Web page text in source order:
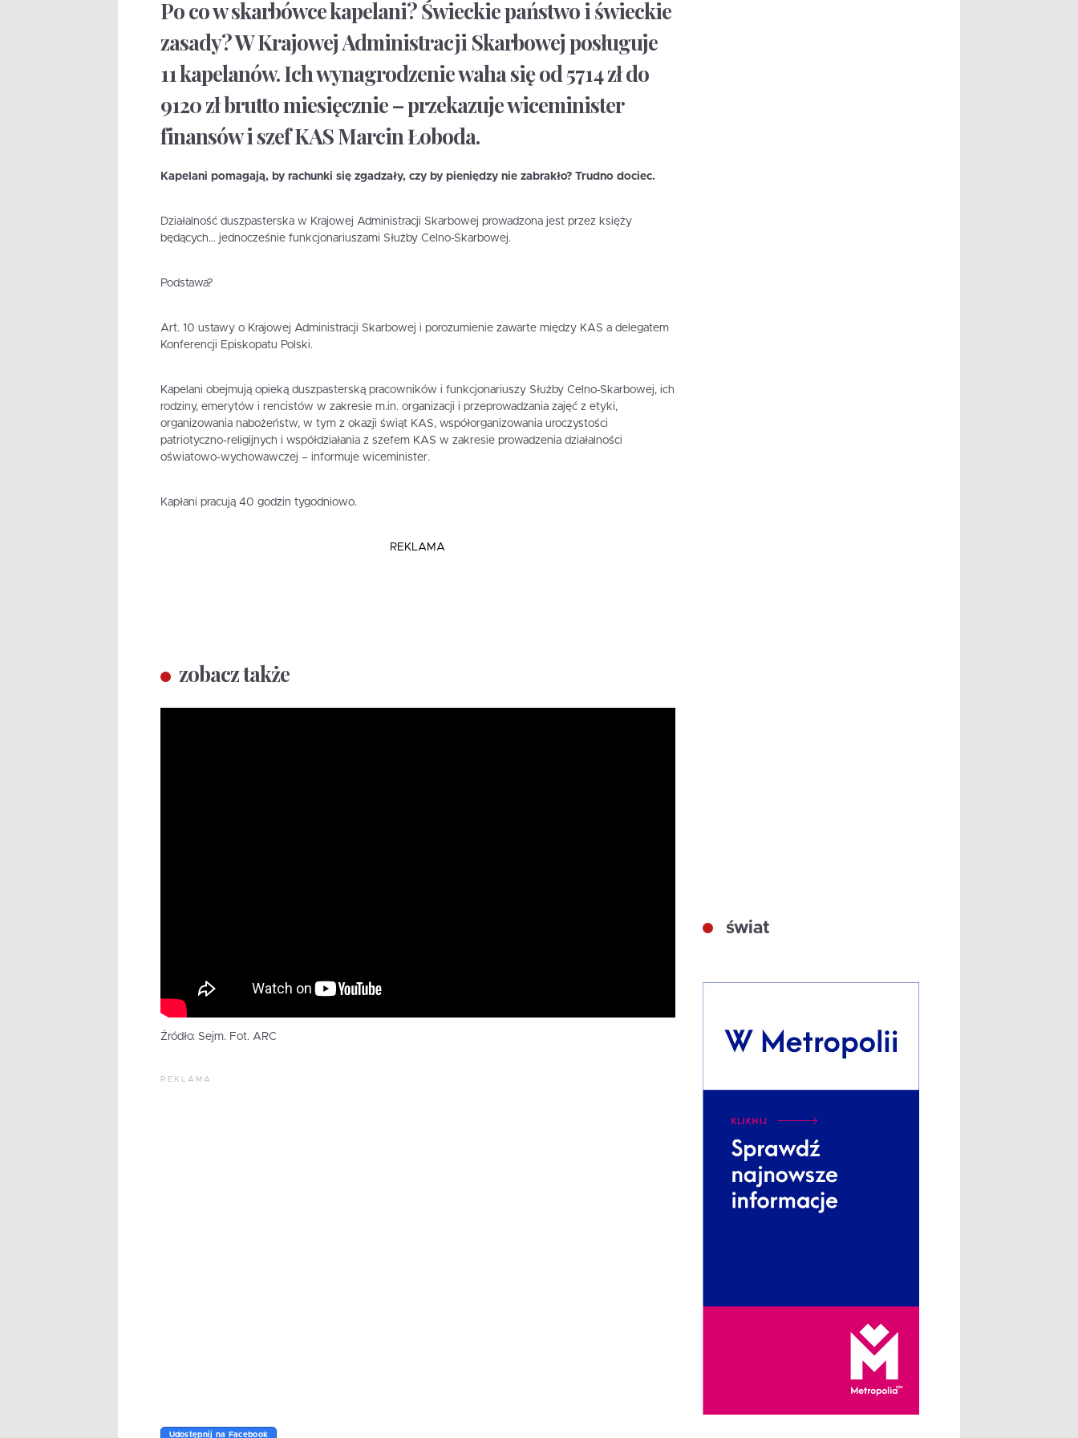
Po co w skarbówce kapelani? Świeckie państwo i świeckie
zasady? W Krajowej Administracji Skarbowej posługuje
11 kapelanów. Ich wynagrodzenie waha się od 5714 zł do
9120 zł brutto miesięcznie – przekazuje wiceminister
finansów i szef KAS Marcin Łoboda.
Kapelani pomagają, by rachunki się zgadzały, czy by pieniędzy nie zabrakło? Trudno dociec.
Działalność duszpasterska w Krajowej Administracji Skarbowej prowadzona jest przez księży
będących… jednocześnie funkcjonariuszami Służby Celno-Skarbowej.
Podstawa?
Art. 10 ustawy o Krajowej Administracji Skarbowej i porozumienie zawarte między KAS a delegatem
Konferencji Episkopatu Polski.
Kapelani obejmują opieką duszpasterską pracowników i funkcjonariuszy Służby Celno-Skarbowej, ich
rodziny, emerytów i rencistów w zakresie m.in. organizacji i przeprowadzania zajęć z etyki,
organizowania nabożeństw, w tym z okazji świąt KAS, współorganizowania uroczystości
patriotyczno-religijnych i współdziałania z szefem KAS w zakresie prowadzenia działalności
oświatowo-wychowawczej – informuje wiceminister.
Kapłani pracują 40 godzin tygodniowo.
REKLAMA
zobacz także
Źródło: Sejm. Fot. ARC
REKLAMA
Udostępnij na Facebook
świat